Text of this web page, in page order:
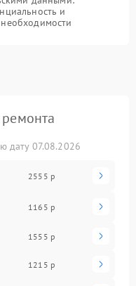
и
дату 07.08.2026
2555 р
1165 р
1555 р
1215 р